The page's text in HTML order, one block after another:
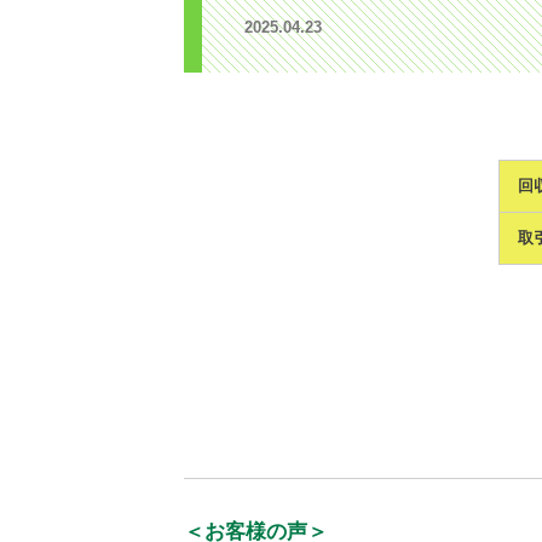
2025.04.23
回
取
＜お客様の声＞